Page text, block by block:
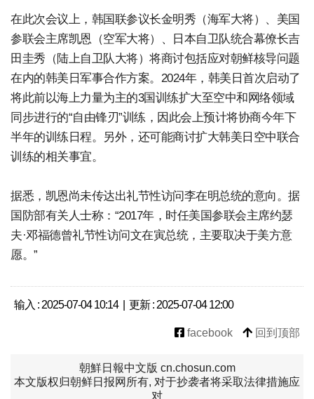
在此次会议上，韩国联参议长金明秀（海军大将）、美国
参联会主席凯恩（空军大将）、日本自卫队统合幕僚长吉
田圭秀（陆上自卫队大将）将商讨包括应对朝鲜核导问题
在内的韩美日军事合作方案。2024年，韩美日首次启动了
将此前以海上力量为主的3国训练扩大至空中和网络领域
同步进行的“自由锋刃”训练，因此会上预计将协商今年下
半年的训练日程。另外，还可能商讨扩大韩美日空中联合
训练的相关事宜。
据悉，凯恩尚未传达出礼节性访问李在明总统的意向。据
国防部有关人士称：“2017年，时任美国参联会主席约瑟
夫·邓福德曾礼节性访问文在寅总统，主要取决于美方意
愿。”
输入 : 2025-07-04 10:14 | 更新 : 2025-07-04 12:00
facebook 回到顶部
朝鮮日報中文版 cn.chosun.com
本文版权归朝鲜日报网所有, 对于抄袭者将采取法律措施应
对